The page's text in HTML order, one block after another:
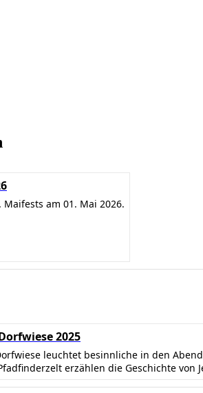
Maifests am 01. Mai 2026.
2025
leuchtet besinnliche in den
erzählen die Geschichte von